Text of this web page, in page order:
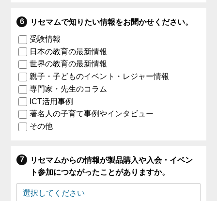
リセマムで知りたい情報をお聞かせください。
受験情報
日本の教育の最新情報
世界の教育の最新情報
親子・子どものイベント・レジャー情報
専門家・先生のコラム
ICT活用事例
著名人の子育て事例やインタビュー
その他
リセマムからの情報が製品購入や入会・イベン
ト参加につながったことがありますか。